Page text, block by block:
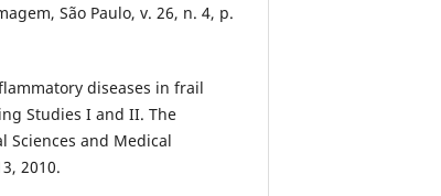
São Paulo, v. 26, n. 4, p.
diseases in frail
Studies I and II. The
Sciences and Medical
2010.